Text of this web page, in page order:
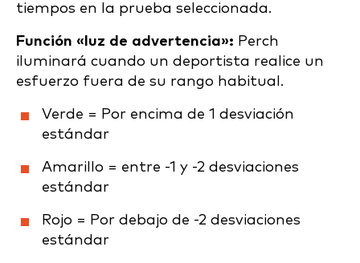
tiempos en la prueba seleccionada.
Función «luz de advertencia»: Perch
iluminará cuando un deportista realice un
esfuerzo fuera de su rango habitual.
Verde = Por encima de 1 desviación
estándar
Amarillo = entre -1 y -2 desviaciones
estándar
Rojo = Por debajo de -2 desviaciones
estándar